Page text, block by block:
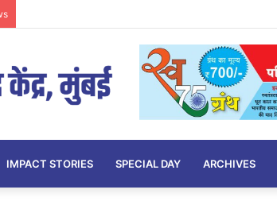
IMPACT STORIES SPECIAL DAY ARCHIVES